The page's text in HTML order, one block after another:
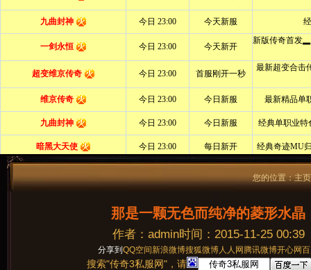
您的位置：主页
那是一颗无色而纯净的菱形水晶
作者：admin时间：2015-11-25 00:39
分享到 QQ空间 新浪微博搜狐微博人人网 腾讯微博开心网
搜索"传奇3私服网"，请